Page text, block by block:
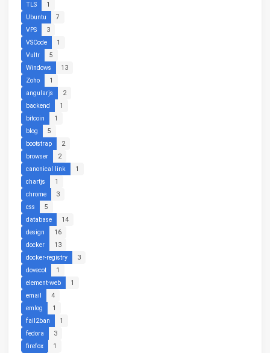
TLS
1
Ubuntu
7
VPS
3
VSCode
1
Vultr
5
Windows
13
Zoho
1
angularjs
2
backend
1
bitcoin
1
blog
5
bootstrap
2
browser
2
canonical link
1
chartjs
1
chrome
3
css
5
database
14
design
16
docker
13
docker-registry
3
dovecot
1
element-web
1
email
4
emlog
1
fail2ban
1
fedora
3
firefox
1